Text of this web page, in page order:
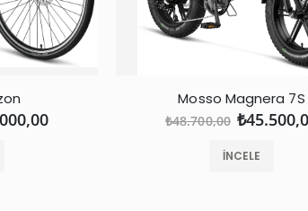
Mosso Magnera 7S
₺48.700,00
İNCELE